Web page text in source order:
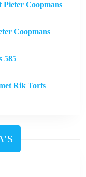
Pieter Coopmans
Coopmans
585
Rik Torfs